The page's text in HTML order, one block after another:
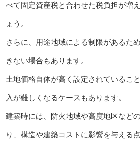
べて固定資産税と合わせた税負担が増
ょう。
さらに、用途地域による制限があるた
きない場合もあります。
土地価格自体が高く設定されているこ
入が難しくなるケースもあります。
建築時には、防火地域や高度地区など
り、構造や建築コストに影響を与える